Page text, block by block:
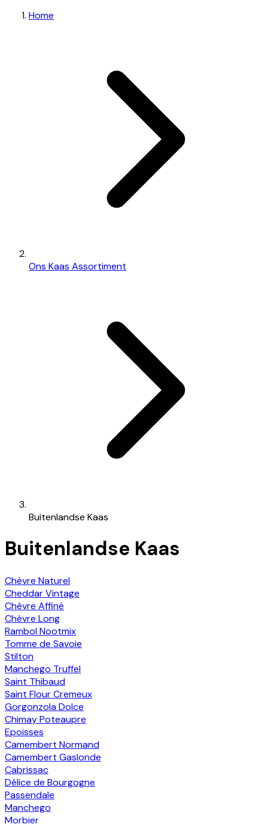
Home
Ons Kaas Assortiment
Buitenlandse Kaas
Buitenlandse Kaas
Chèvre Naturel
Cheddar Vintage
Chèvre Affiné
Chèvre Long
Rambol Nootmix
Tomme de Savoie
Stilton
Manchego Truffel
Saint Thibaud
Saint Flour Cremeux
Gorgonzola Dolce
Chimay Poteaupre
Epoisses
Camembert Normand
Camembert Gaslonde
Cabrissac
Délice de Bourgogne
Passendale
Manchego
Morbier